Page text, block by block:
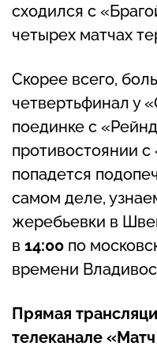
сходился с
четырех матчах
Скорее всего,
четвертьфинал у
поединке с
противостоянии
попадется
самом деле,
жеребьевки в
в 14:00 по
времени
Прямая
телеканале